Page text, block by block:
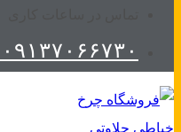
۰۹۱۳۷۰۶۶۷۳۰